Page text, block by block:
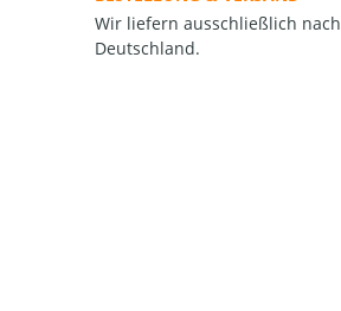
Wir liefern ausschließlich nach
Deutschland.